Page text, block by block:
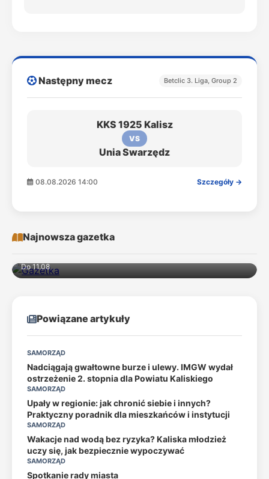
Następny mecz Betclic 3. Liga, Group 2
KKS 1925 Kalisz
VS
Unia Swarzędz
08.08.2026 14:00 Szczegóły →
Najnowsza gazetka
Do 11.08
Powiązane artykuły
SAMORZĄD
Nadciągają gwałtowne burze i ulewy. IMGW wydał
ostrzeżenie 2. stopnia dla Powiatu Kaliskiego
SAMORZĄD
Upały w regionie: jak chronić siebie i innych?
Praktyczny poradnik dla mieszkańców i instytucji
SAMORZĄD
Wakacje nad wodą bez ryzyka? Kaliska młodzież
uczy się, jak bezpiecznie wypoczywać
SAMORZĄD
Spotkanie rady miasta